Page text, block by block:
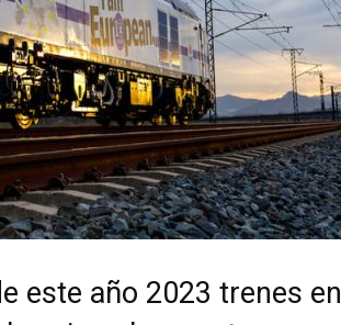
este año 2023 trenes en